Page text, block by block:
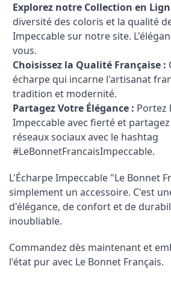
Explorez notre Collection en
diversité des coloris et la qualité
Impeccable sur notre site.
vous.
Choisissez la Qualité Française :
écharpe qui incarne l'artisanat
tradition et modernité.
Partagez Votre Élégance : Portez
Impeccable avec fierté et
réseaux sociaux avec le hashtag
#LeBonnetFrancaisImpeccable.
L'Écharpe Impeccable "Le Bonnet
simplement un accessoire. C'est
d'élégance, de confort et de
inoubliable.
Commandez dès maintenant et
l'état pur avec Le Bonnet Français.